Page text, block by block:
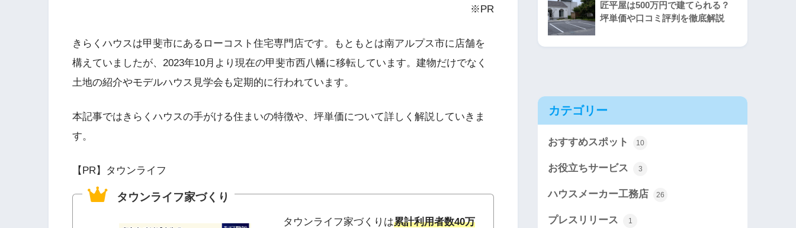
※PR
きらくハウスは甲斐市にあるローコスト住宅専門店です。もともとは南アルプス市に店舗を
構えていましたが、2023年10月より現在の甲斐市西八幡に移転しています。建物だけでなく
土地の紹介やモデルハウス見学会も定期的に行われています。
本記事ではきらくハウスの手がける住まいの特徴や、坪単価について詳しく解説していきま
す。
【PR】タウンライフ
タウンライフ家づくり
タウンライフ家づくりは累計利用者数40万
匠平屋は500万円で建てられる？
坪単価や口コミ評判を徹底解説
カテゴリー
おすすめスポット 10
お役立ちサービス 3
ハウスメーカー工務店 26
プレスリリース 1